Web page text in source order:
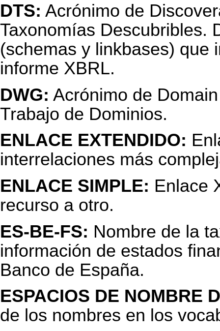
DTS: Acrónimo de
Taxonomías Descubribles.
(schemas y linkbases) que
informe XBRL.
DWG: Acrónimo de
Trabajo de Dominios.
ENLACE EXTENDIDO:
interrelaciones más
ENLACE SIMPLE: Enlace
recurso a otro.
ES-BE-FS: Nombre de la
información de estados
Banco de España.
ESPACIOS DE NOMBRE
de los nombres en los